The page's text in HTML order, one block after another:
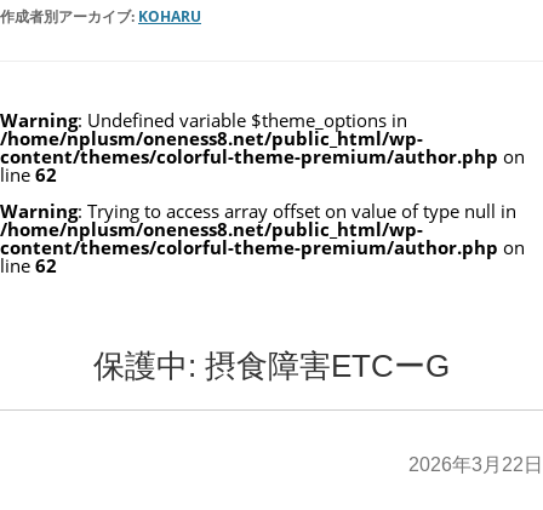
作成者別アーカイブ: KOHARU
Warning: Undefined variable $theme_options in
/home/nplusm/oneness8.net/public_html/wp-
content/themes/colorful-theme-premium/author.php on
line 62
Warning: Trying to access array offset on value of type null in
/home/nplusm/oneness8.net/public_html/wp-
content/themes/colorful-theme-premium/author.php on
line 62
保護中: 摂食障害ETCーG
2026年3月22日